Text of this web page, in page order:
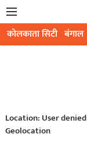
कोलकाता सिटी बंगाल
Location: User denied
Geolocation